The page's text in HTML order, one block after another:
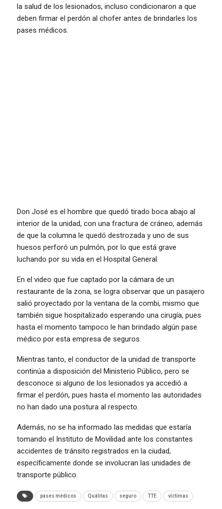
la salud de los lesionados, incluso condicionaron a que
deben firmar el perdón al chofer antes de brindarles los
pases médicos.
Don José es el hombre que quedó tirado boca abajo al
interior de la unidad, con una fractura de cráneo, además
de que la columna le quedó destrozada y uno de sus
huesos perforó un pulmón, por lo que está grave
luchando por su vida en el Hospital General.
En el video que fue captado por la cámara de un
restaurante de la zona, se logra observar que un pasajero
salió proyectado por la ventana de la combi, mismo que
también sigue hospitalizado esperando una cirugía, pues
hasta el momento tampoco le han brindado algún pase
médico por esta empresa de seguros.
Mientras tanto, el conductor de la unidad de transporte
continúa a disposición del Ministerio Público, pero se
desconoce si alguno de los lesionados ya accedió a
firmar el perdón, pues hasta el momento las autoridades
no han dado una postura al respecto.
Además, no se ha informado las medidas que estaría
tomando el Instituto de Movilidad ante los constantes
accidentes de tránsito registrados en la ciudad,
específicamente donde se involucran las unidades de
transporte público.
pases médicos Quálitas seguro TTE víctimas